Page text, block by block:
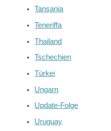
Tansania
Teneriffa
Thailand
Tschechien
Türkei
Ungarn
Update-Folge
Uruguay